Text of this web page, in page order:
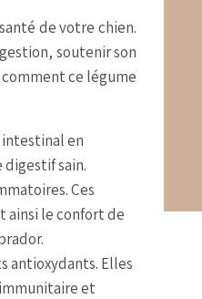
de votre chien.
soutenir son
ce légume
en
sain.
Ces
ainsi le confort de
antioxydants. Elles
et